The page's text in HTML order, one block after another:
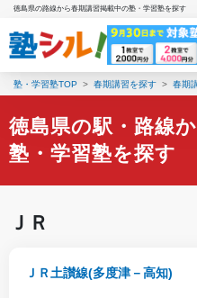
徳島県の路線から春期講習掲載中の塾・学習塾を探す
塾・学習塾TOP 春期講習を探す 春期
徳島県の駅・路線
塾・学習塾を探す
ＪＲ
ＪＲ土讃線(多度津－高知)